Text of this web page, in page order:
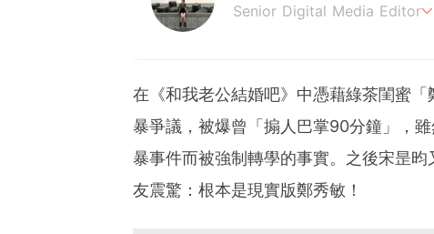
Senior Digital Media Editor
在《和我老公結婚吧》中憑藉綠茶閨蜜「
暴爭議，被爆曾「搧人巴掌90分鐘」，
暴事件而被強制轉學的事實。之後宋昰
友震驚：根本是現實版鄭秀敏！